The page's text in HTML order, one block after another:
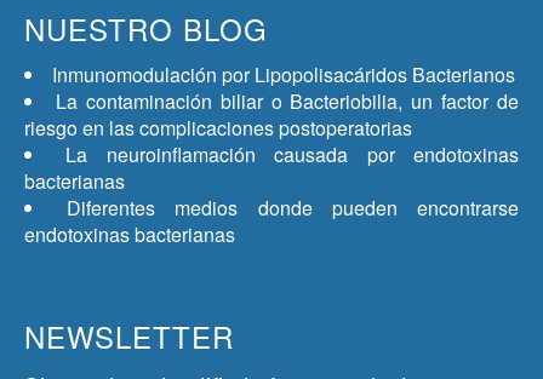
NUESTRO BLOG
Inmunomodulación por Lipopolisacáridos Bacterianos
La contaminación biliar o Bacteriobilia, un factor de
riesgo en las complicaciones postoperatorias
La neuroinflamación causada por endotoxinas
bacterianas
Diferentes medios donde pueden encontrarse
endotoxinas bacterianas
NEWSLETTER